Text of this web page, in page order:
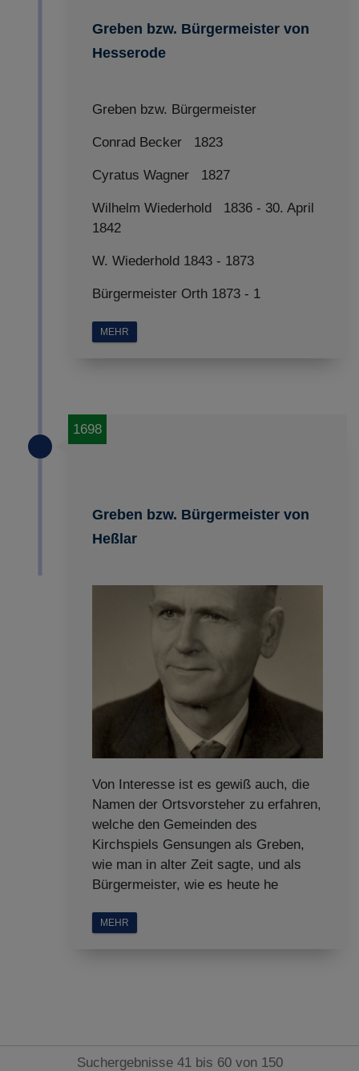
Greben bzw. Bürgermeister von
Hesserode
Greben bzw. Bürgermeister
Conrad Becker 1823
Cyratus Wagner 1827
Wilhelm Wiederhold 1836 - 30. April
1842
W. Wiederhold 1843 - 1873
Bürgermeister Orth 1873 - 1
MEHR
Greben bzw. Bürgermeister von
Heßlar
1698
Von Interesse ist es gewiß auch, die
Namen der Ortsvorsteher zu erfahren,
welche den Gemeinden des
Kirchspiels Gensungen als Greben,
wie man in alter Zeit sagte, und als
Bürgermeister, wie es heute he
MEHR
Suchergebnisse 41 bis 60 von 150